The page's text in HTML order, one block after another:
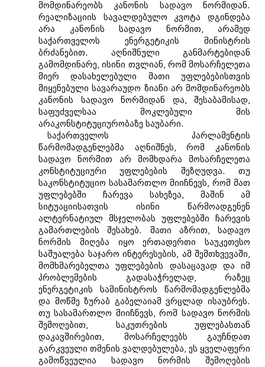
მომდინარეობს კანონის სადავო ნორმიდან.
რეალიზაციის სავალდებულო კვოტა დგინდება
არა კანონის სადავო ნორმით, არამედ
საქართველოს ენერგეტიკის მინისტრის
ბრძანებით. აღნიშნული განმარტებიდან
გამომდინარე, ისინი თვლიან, რომ მოსარჩელეთა
მიერ დასახელებული მათი უფლებებისთვის
მიყენებული სავარაუდო ზიანი არ მომდინარეობს
კანონის სადავო ნორმიდან და, შესაბამისად,
საფუძველსაა მოკლებული მის
არაკონსტიტუციურობაზე საუბარი.
საქართველოს პარლამენტის
წარმომადგენლებმა აღნიშნეს, რომ კანონის
სადავო ნორმით არ მომხდარა მოსარჩელეთა
კონსტიტუციური უფლებების შეზღუდვა. თუ
საკონსტიტუციო სასამართლო მიიჩნევს, რომ მათ
უფლებებში ჩარევა სახეზეა, მაშინ ამ
სიტუაციისათვის ისინი წარმოადგენენ
ალტერნატიულ მსჯელობას უფლებებში ჩარევის
გამართლების შესახებ. მათი აზრით, სადავო
ნორმის მიღება იყო ერთადერთი საუკეთესო
საშუალება საჯარო ინტერესების, ამ შემთხვევაში,
მომხმარებელთა უფლებების დასაცავად და იმ
პრობლემების გადასაჭრელად, რაზეც
ენერგეტიკის სამინისტროს წარმომადგენლებმა
და მოწმე ზურაბ გაბელაიამ ვრცლად ისაუბრეს.
თუ სასამართლო მიიჩნევს, რომ სადავო ნორმის
შემოღებით, საკუთრების უფლებასთან
დაკავშირებით, მოსარჩელეებს გაუჩნდათ
გარკვეული თმენის ვალდებულება, ეს ყველაფერი
გამოწვეულია სადავო ნორმის შემოღების